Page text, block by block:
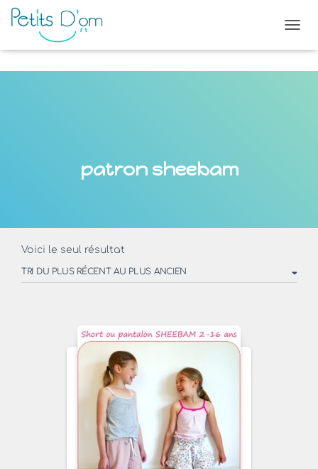
patron sheebam
Voici le seul résultat